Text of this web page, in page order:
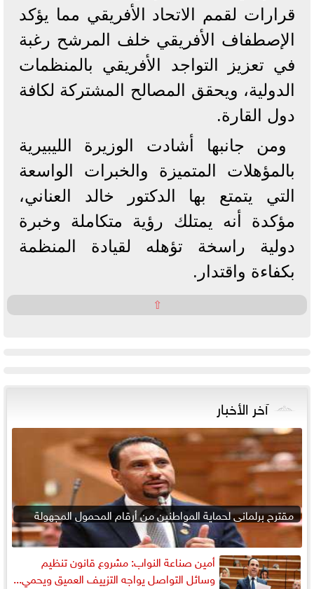
قرارات لقمم الاتحاد الأفريقي مما يؤكد
الإصطفاف الأفريقي خلف المرشح رغبة
في تعزيز التواجد الأفريقي بالمنظمات
الدولية، ويحقق المصالح المشتركة لكافة
دول القارة.
ومن جانبها أشادت الوزيرة الليبيرية
بالمؤهلات المتميزة والخبرات الواسعة
التي يتمتع بها الدكتور خالد العناني،
مؤكدة أنه يمتلك رؤية متكاملة وخبرة
دولية راسخة تؤهله لقيادة المنظمة
بكفاءة واقتدار.
⇧
آخر الأخبار
مقترح برلماني لحماية المواطنين من أرقام المحمول المجهولة
أمين صناعة النواب: مشروع قانون تنظيم
وسائل التواصل يواجه التزييف العميق ويحمي...